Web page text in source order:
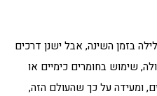
בזמן השינה, אבל ישנן דרכים
שימוש בחומרים כימיים או
ומעידה על כך שהעולם הזה,